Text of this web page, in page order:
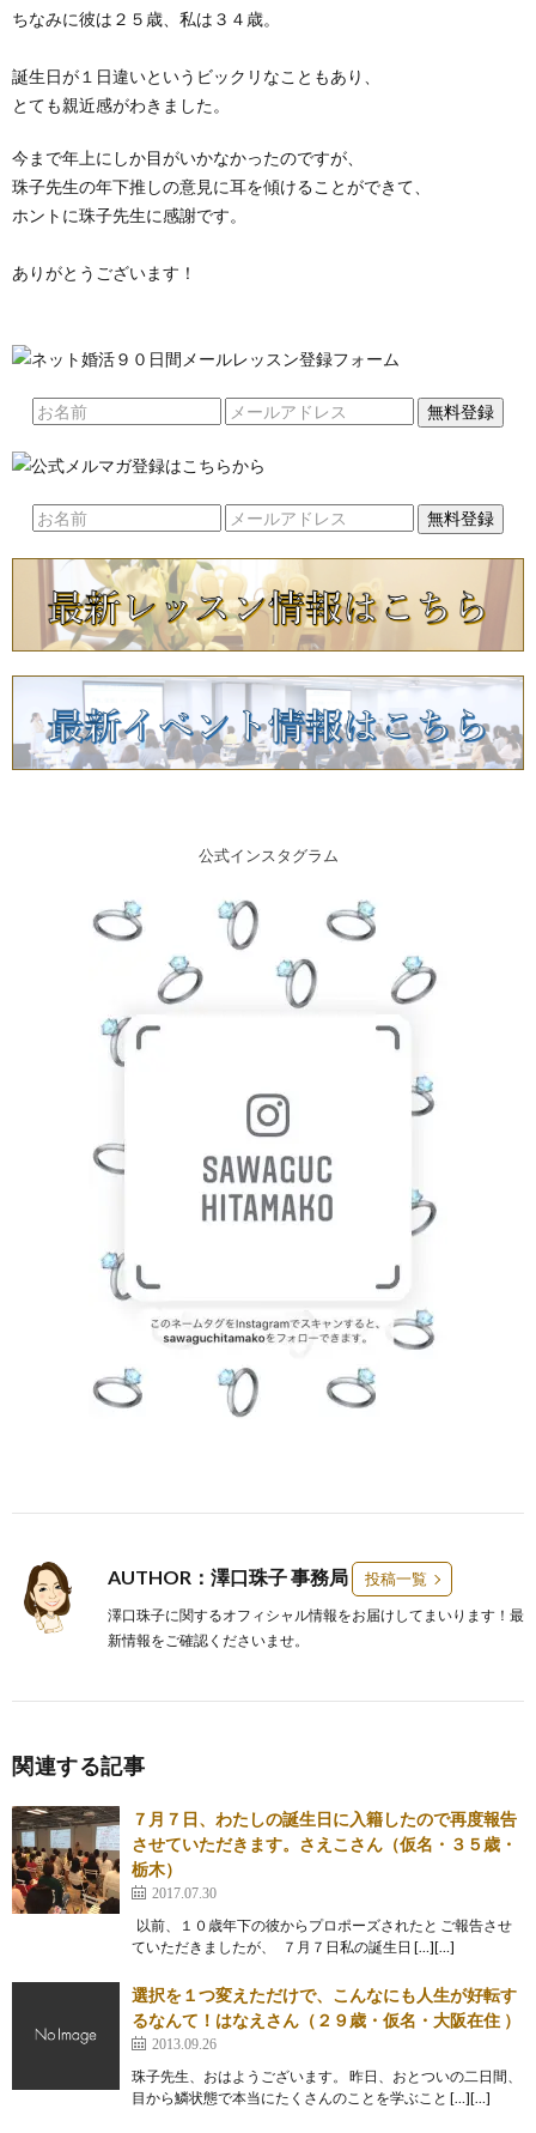
ちなみに彼は２５歳、私は３４歳。
誕生日が１日違いというビックリなこともあり、
とても親近感がわきました。
今まで年上にしか目がいかなかったのですが、
珠子先生の年下推しの意見に耳を傾けることができて、
ホントに珠子先生に感謝です。
ありがとうございます！
公式インスタグラム
AUTHOR：澤口珠子 事務局 投稿一覧
澤口珠子に関するオフィシャル情報をお届けしてまいります！最
新情報をご確認くださいませ。
関連する記事
７月７日、わたしの誕生日に入籍したので再度報告
させていただきます。さえこさん（仮名・３５歳・
栃木）
2017.07.30
以前、１０歳年下の彼からプロポーズされたと ご報告させ
ていただきましたが、 ７月７日私の誕生日 […][…]
選択を１つ変えただけで、こんなにも人生が好転す
るなんて！はなえさん（２９歳・仮名・大阪在住 ）
2013.09.26
珠子先生、おはようございます。 昨日、おとついの二日間、
目から鱗状態で本当にたくさんのことを学ぶこと […][…]